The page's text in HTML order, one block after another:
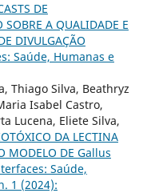
DE
A QUALIDADE E
DIVULGAÇÃO
Saúde, Humanas e
Thiago Silva, Beathryz
Isabel Castro,
Lucena, Eliete Silva,
DA LECTINA
MODELO DE Gallus
Saúde,
1 (2024):